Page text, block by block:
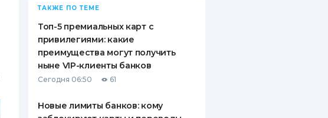
ТАКЖЕ ПО ТЕМЕ
Топ-5 премиальных карт с
привилегиями: какие
преимущества могут получить
ныне VIP-клиенты банков
Сегодня 06:50 61
Новые лимиты банков: кому